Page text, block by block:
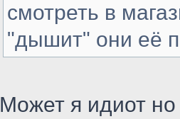
смотреть в
"дышит" они её
Может я идиот но